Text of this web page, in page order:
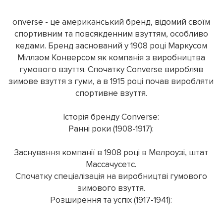
onverse - це американський бренд, відомий своїм
спортивним та повсякденним взуттям, особливо
кедами. Бренд заснований у 1908 році Маркусом
Міллзом Конверсом як компанія з виробництва
гумового взуття. Спочатку Converse виробляв
зимове взуття з гуми, а в 1915 році почав виробляти
спортивне взуття.
Історія бренду Converse:
Ранні роки (1908-1917):
Заснування компанії в 1908 році в Мелроузі, штат
Массачусетс.
Спочатку спеціалізація на виробництві гумового
зимового взуття.
Розширення та успіх (1917-1941):